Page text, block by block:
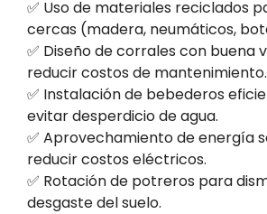
✅ Uso de materiales reciclados
cercas (madera, neumáticos,
✅ Diseño de corrales con buena
reducir costos de mantenimiento.
✅ Instalación de bebederos
evitar desperdicio de agua.
✅ Aprovechamiento de energía
reducir costos eléctricos.
✅ Rotación de potreros para
desgaste del suelo.